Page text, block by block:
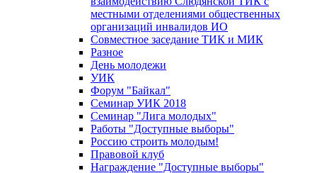
местными отделениями общественных
организаций инвалидов ИО
Совместное заседание ТИК и МИК
Разное
День молодежи
УИК
Форум "Байкал"
Семинар УИК 2018
Семинар "Лига молодых"
Работы "Доступные выборы"
Россию строить молодым!
Правовой клуб
Награждение "Доступные выборы"